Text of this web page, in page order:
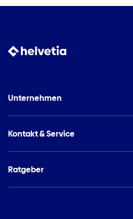
Unternehmen
Kontakt & Service
Ratgeber